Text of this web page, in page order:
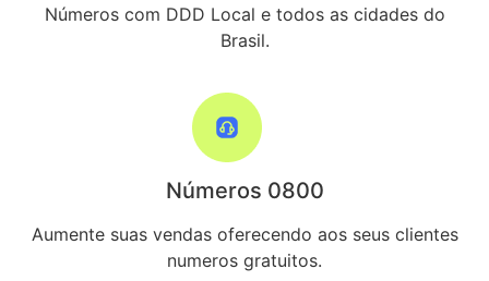
Números com DDD Local e todos as cidades do
Brasil.
Números 0800
Aumente suas vendas oferecendo aos seus clientes
numeros gratuitos.